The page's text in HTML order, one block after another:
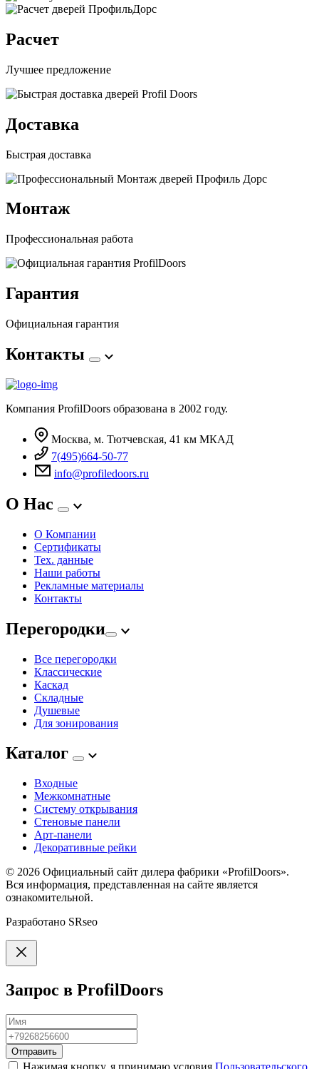
Расчет
Лучшее предложение
Доставка
Быстрая доставка
Монтаж
Профессиональная работа
Гарантия
Официальная гарантия
Контакты
Компания ProfilDoors образована в 2002 году.
Москва, м. Тютчевская, 41 км МКАД
7(495)664-50-77
info@profiledoors.ru
О Нас
О Компании
Сертификаты
Тех. данные
Наши работы
Рекламные материалы
Контакты
Перегородки
Все перегородки
Классические
Каскад
Складные
Душевые
Для зонирования
Каталог
Входные
Межкомнатные
Систему открывания
Стеновые панели
Арт-панели
Декоративные рейки
© 2026 Официальный сайт дилера фабрики «ProfilDoors».
Вся информация, представленная на сайте является
ознакомительной.
Разработано SRseo
Запрос в ProfilDoors
Отправить